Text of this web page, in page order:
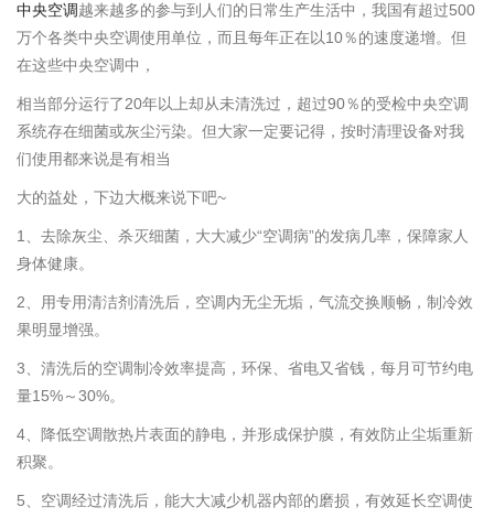
中央空调越来越多的参与到人们的日常生产生活中，我国有超过500
万个各类中央空调使用单位，而且每年正在以10％的速度递增。但
在这些中央空调中，
相当部分运行了20年以上却从未清洗过，超过90％的受检中央空调
系统存在细菌或灰尘污染。但大家一定要记得，按时清理设备对我
们使用都来说是有相当
大的益处，下边大概来说下吧~
1、去除灰尘、杀灭细菌，大大减少“空调病”的发病几率，保障家人
身体健康。
2、用专用清洁剂清洗后，空调内无尘无垢，气流交换顺畅，制冷效
果明显增强。
3、清洗后的空调制冷效率提高，环保、省电又省钱，每月可节约电
量15%～30%。
4、降低空调散热片表面的静电，并形成保护膜，有效防止尘垢重新
积聚。
5、空调经过清洗后，能大大减少机器内部的磨损，有效延长空调使